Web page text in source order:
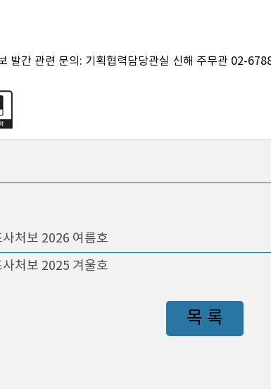
발간 관련 문의: 기획협력담당관실 신해 주무관 02-
처보 2026 여름호
처보 2025 겨울호
목 록